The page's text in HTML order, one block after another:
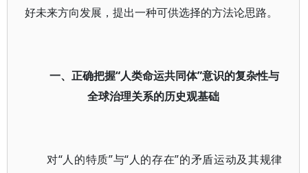
好未来方向发展，提出一种可供选择的方法论思路。
一、正确把握“人类命运共同体”意识的复杂性与
全球治理关系的历史观基础
对“人的特质”与“人的存在”的矛盾运动及其规律